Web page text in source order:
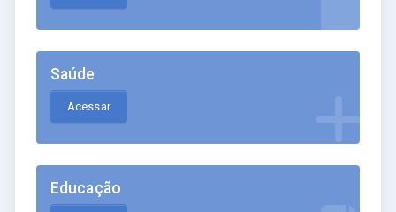
Saúde
Acessar
Educação